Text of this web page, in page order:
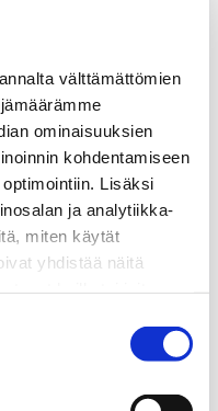
välttämättömien
ominaisuuksien
kohdentamiseen
Lisäksi
ja analytiikka-
miten käytät
yhdistää näitä